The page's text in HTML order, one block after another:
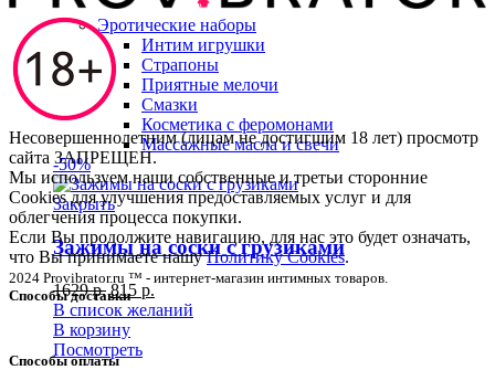
Эротические наборы
Интим игрушки
Страпоны
Приятные мелочи
Смазки
Косметика с феромонами
Массажные масла и свечи
-50%
Закрыть
Зажимы на соски с грузиками
1629р. 815 р.
В список желаний
В корзину
Посмотреть
Несовершеннолетним (лицам не достигшим 18 лет) просмотр
сайта ЗАПРЕЩЕН.
Мы используем наши собственные и третьи сторонние
Cookies для улучшения предоставляемых услуг и для
облегчения процесса покупки.
Если Вы продолжите навигацию, для нас это будет означать,
что Вы принимаете нашуПолитику Cookies.
2024 Provibrator.ru ™ - интернет-магазин интимных товаров.
Способы доставки
Способы оплаты